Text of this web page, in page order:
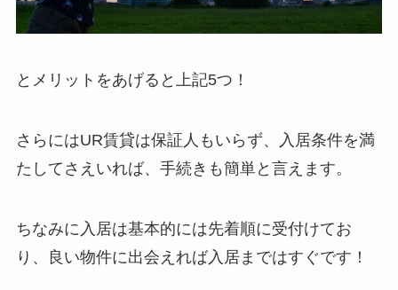
とメリットをあげると上記5つ！
さらにはUR賃貸は保証人もいらず、入居条件を満
たしてさえいれば、手続きも簡単と言えます。
ちなみに入居は基本的には先着順に受付けてお
り、良い物件に出会えれば入居まではすぐです！